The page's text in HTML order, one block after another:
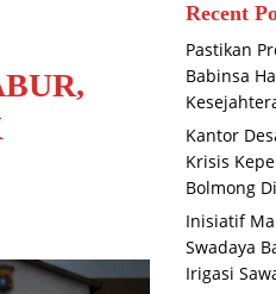
Recent
Pastikan
Babinsa
Kantor
Krisis
Bolmong
Inisiatif
Swadaya
Irigasi